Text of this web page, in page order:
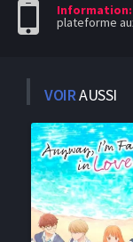
Information:
plateforme
VOIRAUSSI